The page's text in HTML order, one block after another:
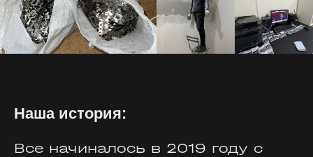
Наша история:
Все начиналось в 2019 году с